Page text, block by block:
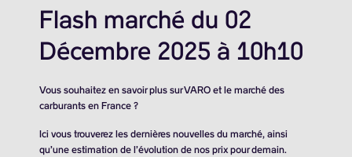
Flash marché du 02
Décembre 2025 à 10h10
Vous souhaitez en savoir plus sur VARO et le marché des
carburants en France ?
Ici vous trouverez les dernières nouvelles du marché, ainsi
qu’une estimation de l’évolution de nos prix pour demain.